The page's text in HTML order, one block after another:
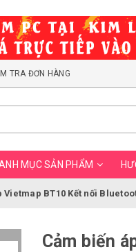
TRA ĐƠN HÀNG
MỤC SẢN PHẨM
Vietmap BT10 Kết nối
Cảm biến